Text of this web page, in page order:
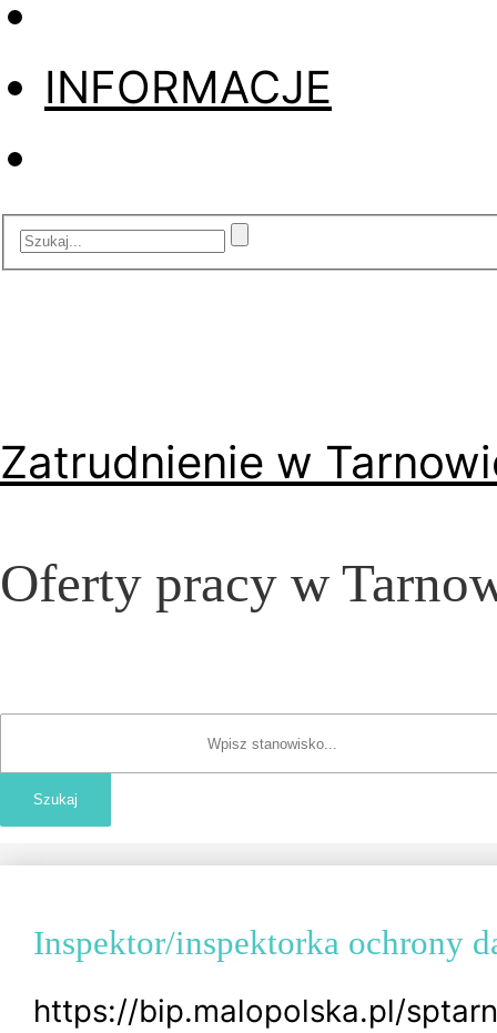
INFORMACJE
Zatrudnienie w
Oferty pracy w
Inspektor/inspektorka ochrony
https://bip.malopolska.pl/